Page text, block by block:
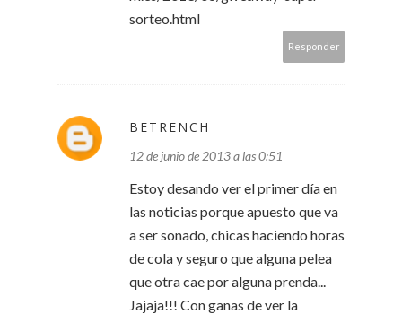
sorteo.html
Responder
BETRENCH
12 de junio de 2013 a las 0:51
Estoy desando ver el primer día en
las noticias porque apuesto que va
a ser sonado, chicas haciendo horas
de cola y seguro que alguna pelea
que otra cae por alguna prenda...
Jajaja!!! Con ganas de ver la